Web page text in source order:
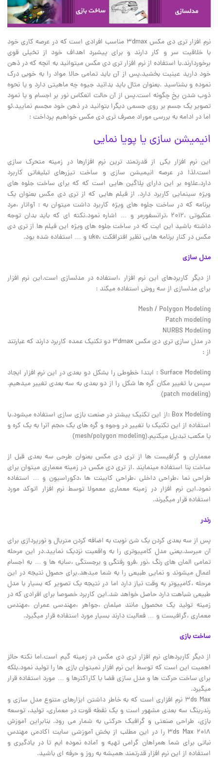
نرم افزار تری دی مکس 3dmax مناسب افرادی است که در عرصه کاری خود
با خلاقیت سر و کار دارند و برای پیشبرد اهداف خود از تخیلی قوی
برخوردارند.با استفاده از نرم افزار تری دی مکس میتوانید به انچه که در ذهن
خود دارید عینیت بخشید.پس از آن باید تمامی حالا مواد را به خوبی درک
نموده و بشناسید .بعنوان مثال باید بدانید جیوه چه ماهیتی دارد و یا نحوه
ذوب شدن یخ چگونه است.پس از آن حالت انعکاس نور بر اجسام و یا نمود
تصویر یک جسم بر روی جسمی دیگرا بتوانید در ذهن خود مجسم نمایید.ئو
اما در ادامه به بررسی موراد مصرف تری دی مکس خواهیم پرداخت :
انیمیشن سازی یا پویا نمایی
این نرم افزار یکی از قدرتمند ترین نرم افزارها در زمینه متحرک سازی
است.لذا در عرصه انیمیشن سازی و ساخت تیزرهای تبلیغاتی کاربرد
دارد.علاوه بر این دارای پلاگین هایی است که که برای ساخت جلوه های
ویژه سینمایی کاربرد دارد. از فیلم هایی که از تری دی مکس بعنوان یک
برنامه که در ساخت جلوه های ویژه کاربرد داشت میتوان به : آواتار ،مرد
عنکبوتی ،2012 ،ترانسفورمر و … اشاره نمود.نکته ای که باید بدان توجه
داشته باشید این ایت که در ساخت جلوه های ویژه این فیلم ها از تری دی
مکس در کنار برنامه هایی نظیر افترافکت ،uke و … استفاده شده بود.
مدل سازی
از دیگر کاربردهای این نرم افزار ،استفاده در مدلسازی است.این نرم افزار
برای مدلسازی از سه روش استفاده میکند :
Mesh / Polygon Modeling
Patch modeling
NURBS Modeling
در مدل سازی تری دی مکس 3dmax دو تکنیک عمده کاربرد دارند که عبارتند
از :
Surface Modeling : ابتدا خطوطی را بشکل دو بعدی در این نرم افزار ایجاد
سپس با تغییر مکان گره ها شکل را از دو بعدی به سه بعدی تغییر میدهیم.
(patch modeling)
Box Modeling :از این تکنیک بیشتر در صنعت بازی سازی استفاده میشود.با
استفاده از این تکنیک با تغییر در وجوه و گره های یک حجم آنرا به یک کره و
یا مکعب تبدیل میکنیم.(mesh/polygon modeling)
معماران و گرافیست ها از تری دی مکس بعنوان طرحی سه بعدی قبل از
ساخت بنا استفاده مینمایند .از تری دی مکس در زمینه معماری میتوان برای
طراحی نما ،طراحی داخلی ،طراحی کابینت ها ،دکوراسیون و … استفاده
نمود.این نرم افزار در زمینه معماری معمولا توسط نرم افزار اتوکد مورد
استفاده قرار میگیرند.
رندر
پس از سه بعدی کردن یک شئ نوبت به اضافه کردن متریال و نورپردازی برای
آن میرسد.یعنی مدل کامپیوتری را به واقعیت نزدیک نمایید.در این مرحله
تمامی المان های رنگ ،نور ،فرو رفتگی و برجستگی ،سایه ها و … به اجسام
اعمال میشوند و نمایی طبیعی را به شما میدهد.برای حصول نتیجه در این
مرحله ،کامپیوتر به وقت نیاز دارد اما در نتیجه یک تصویر که بسیار با مدل
طبیعی شباهت دارد حاصل خواهد شد.این کاربرد خصوصا برای افرادی که در
زمینه تولید یک محصول مانند مبلمان ،جواهر ،مهندسی عمران ،مهندس
معماری ،گرافیست و … فعالیت دارند بسیار مورد استفاده قرار میگیرد.
ساخت بازی
از دیگر کاربردهای نرم افزار تری دی مکس در زمینه گیم است.اما نکته حائز
اهمیت این است که توسط این نرم افزار نمیتوان بازی ها را تولید نمود.بلکه
برای ساخت حرکت ها و مدل سازی فضا یا کاراکترها و … مورد استفاده قرار
میگیرد.
3ds Max نرم افزاری است که به خاطر داشتن ابزارهای متنوع مدل سازی و
رندرینگ سه بعدی مشهور است و یک نقطه قوت در معماری، تولید، توسعه
بازی، طراحی صنعتی و گرافیک حرکتی به شمار می رود. بنابراین آموزش
3ds Max 2018 را در این مطلب از بخش آموزشی سایت اکادمی مهندس
نباتی برای شما همراهان گرامی تهیه و آماده نموده ایم تا در یادگیری و
استفاده از این نرم افزار قدرتمند همیشه به روز و حرفه ای باشید.